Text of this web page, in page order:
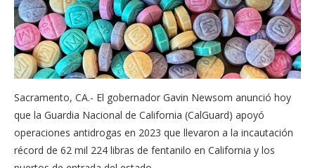
Sacramento, CA.- El gobernador Gavin Newsom anunció hoy
que la Guardia Nacional de California (CalGuard) apoyó
operaciones antidrogas en 2023 que llevaron a la incautación
récord de 62 mil 224 libras de fentanilo en California y los